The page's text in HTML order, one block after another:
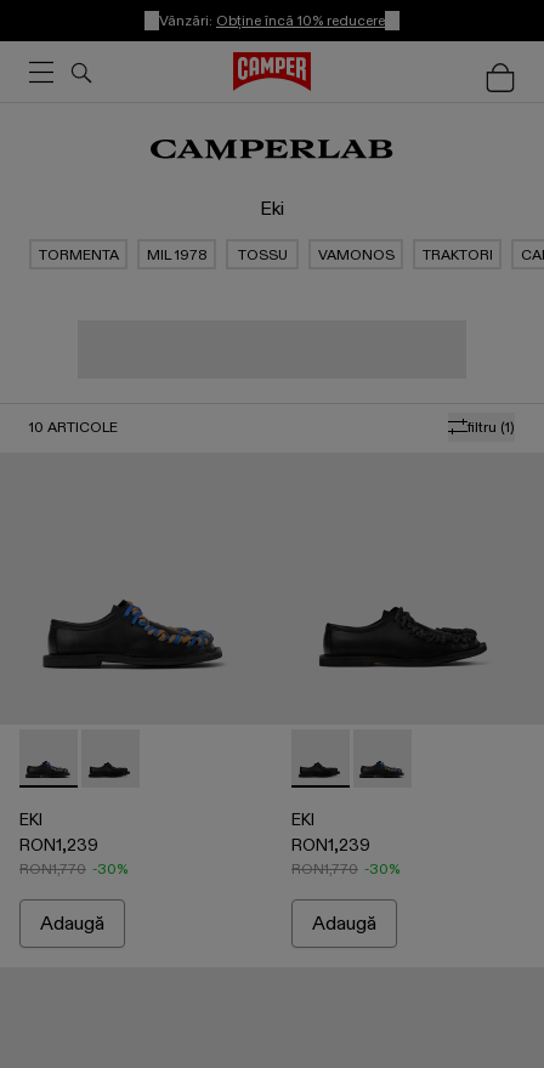
Vânzări: Obține încă 10% reducere
Eki
TORMENTA MIL 1978 TOSSU VAMONOS TRAKTORI
filtru (1)
10 ARTICOLE
EKI - A500049-004 - Black
EKI - A500049-001 - Black
EKI
RON1,239
RON1,770 -30%
Adaugă
EKI - A500049-001 - Black
EKI - A500049-004 -
EKI
RON1,239
RON1,770 -30%
Adaugă